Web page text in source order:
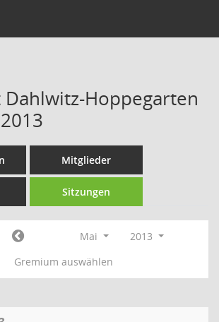
Hoppegarten
Mitglieder
Sitzungen
Mai
2013
Gremium auswählen